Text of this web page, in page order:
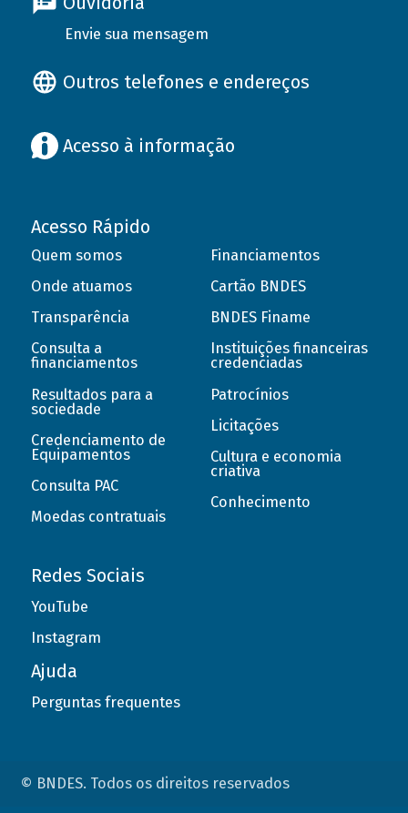
Envie sua mensagem
Outros telefones e endereços
Acesso à informação
Acesso Rápido
Quem somos
Onde atuamos
Transparência
Consulta a
financiamentos
Resultados para a
sociedade
Credenciamento de
Equipamentos
Consulta PAC
Moedas contratuais
Financiamentos
Cartão BNDES
BNDES Finame
Instituições financeiras
credenciadas
Patrocínios
Licitações
Cultura e economia
criativa
Conhecimento
Redes Sociais
YouTube
Instagram
Ajuda
Perguntas frequentes
© BNDES. Todos os direitos reservados